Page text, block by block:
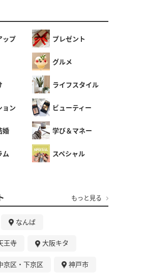
ップ プレゼント
グルメ
ライフスタイル
ョン ビューティー
婚 学び＆マネー
ム スペシャル
もっと見る
なんば
王寺 大阪キタ
京区・下京区 神戸市